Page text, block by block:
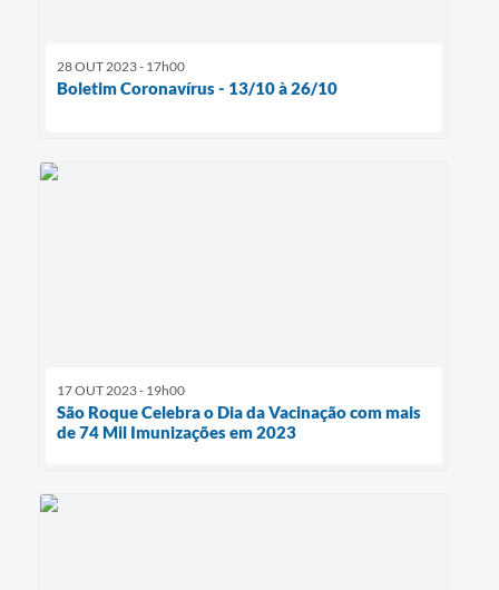
28 OUT 2023 - 17h00
Boletim Coronavírus - 13/10 à 26/10
17 OUT 2023 - 19h00
São Roque Celebra o Dia da Vacinação com mais
de 74 Mil Imunizações em 2023